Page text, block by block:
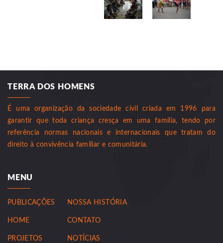
TERRA DOS HOMENS
É uma organização da sociedade civil criada em 1996 para
garantir que toda criança cresça em uma família, tendo por
referência normas nacionais e internacionais que tratam do
direito à convivência familiar e comunitária.
MENU
PUBLICAÇÕES
HOME
PROJETOS
NOSSA HISTÓRIA
CONTATO
NOTÍCIAS